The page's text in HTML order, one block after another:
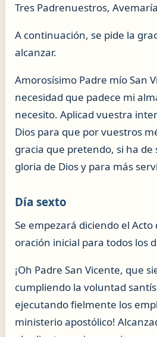
Tres Padrenuestros,
A continuación, se pide la
alcanzar.
Amorosísimo Padre mío San
necesidad que padece mi
necesito. Aplicad vuestra
Dios para que por vuestros
gracia que pretendo, si ha
gloria de Dios y para más
Día sexto
Se empezará diciendo el
oración inicial para todos los
¡Oh Padre San Vicente, que
cumpliendo la voluntad
ejecutando fielmente los
ministerio apostólico!